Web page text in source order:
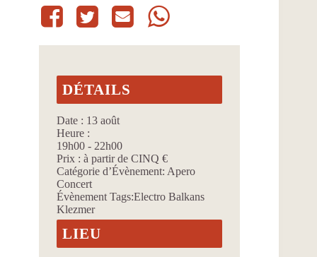
DÉTAILS
Date : 13 août
Heure :
19h00 - 22h00
Prix : à partir de CINQ €
Catégorie d’Évènement: Apero
Concert
Évènement Tags:Electro Balkans
Klezmer
LIEU